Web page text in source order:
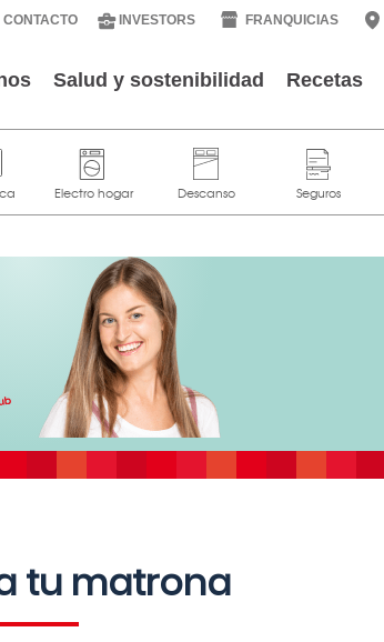
CONTACTO INVESTORS FRANQUICIAS
Salud y sostenibilidad Recetas
tu matrona